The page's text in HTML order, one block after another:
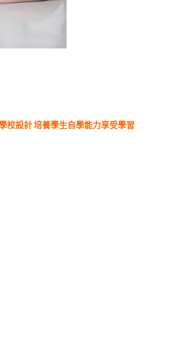
校設計 培養學生自學能力享受學習